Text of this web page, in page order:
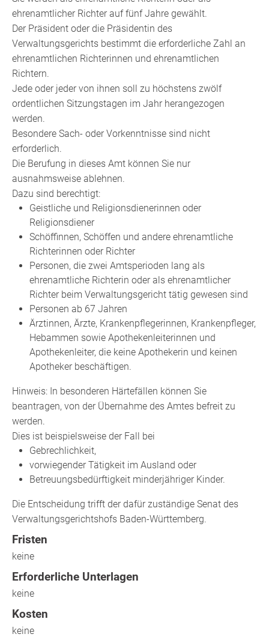
ehrenamtlicher Richter auf fünf Jahre gewählt.
Der Präsident oder die Präsidentin des
Verwaltungsgerichts bestimmt die erforderliche Zahl an
ehrenamtlichen Richterinnen und ehrenamtlichen
Richtern.
Jede oder jeder von ihnen soll zu höchstens zwölf
ordentlichen Sitzungstagen im Jahr herangezogen
werden.
Besondere Sach- oder Vorkenntnisse sind nicht
erforderlich.
Die Berufung in dieses Amt können Sie nur
ausnahmsweise ablehnen.
Dazu sind berechtigt:
Geistliche und Religionsdienerinnen oder
Religionsdiener
Schöffinnen, Schöffen und andere ehrenamtliche
Richterinnen oder Richter
Personen, die zwei Amtsperioden lang als
ehrenamtliche Richterin oder als ehrenamtlicher
Richter beim Verwaltungsgericht tätig gewesen sind
Personen ab 67 Jahren
Ärztinnen, Ärzte, Krankenpflegerinnen, Krankenpfleger,
Hebammen sowie Apothekenleiterinnen und
Apothekenleiter, die keine Apothekerin und keinen
Apotheker beschäftigen.
Hinweis: In besonderen Härtefällen können Sie
beantragen, von der Übernahme des Amtes befreit zu
werden.
Dies ist beispielsweise der Fall bei
Gebrechlichkeit,
vorwiegenderTätigkeit im Ausland oder
Betreuungsbedürftigkeit minderjähriger Kinder.
Die Entscheidung trifft der dafür zuständige Senat des
Verwaltungsgerichtshofs Baden-Württemberg.
Fristen
keine
Erforderliche Unterlagen
keine
Kosten
keine